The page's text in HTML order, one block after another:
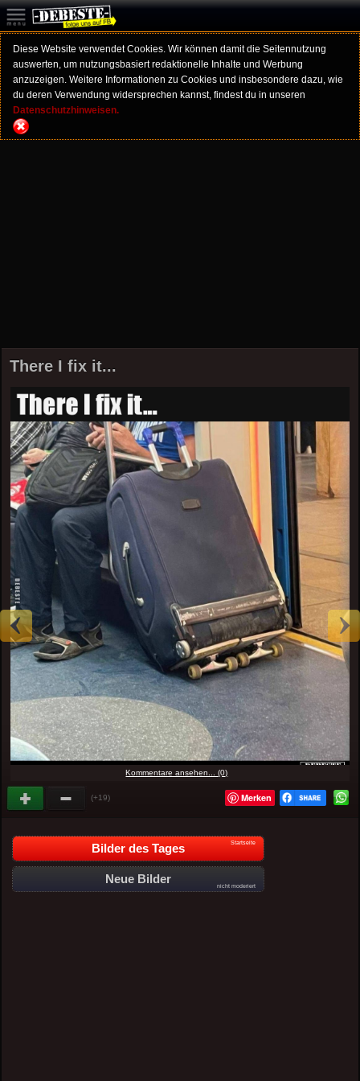
Diese Website verwendet Cookies. Wir können damit die Seitennutzung
auswerten, um nutzungsbasiert redaktionelle Inhalte und Werbung
anzuzeigen. Weitere Informationen zu Cookies und insbesondere dazu, wie
du deren Verwendung widersprechen kannst, findest du in unseren
Datenschutzhinweisen.
There I fix it...
Kommentare ansehen... (0)
(+19) Merken
Bilder des Tages Startseite
Neue Bilder
nicht moderiert